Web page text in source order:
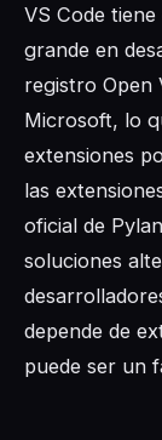
VS Code
grande en
registro Open
Microsoft, lo
extensiones
las
oficial de
soluciones
depende de
puede ser un